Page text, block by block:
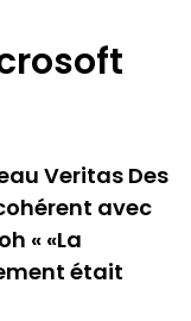
Veritas Des
avec
« «La
était